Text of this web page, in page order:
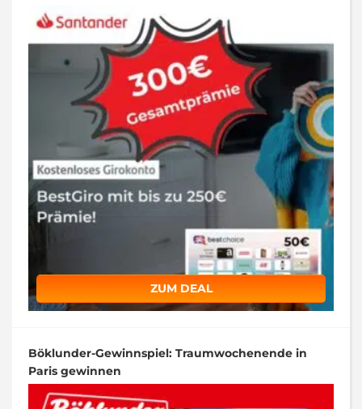
ZUM DEAL
Böklunder-Gewinnspiel: Traumwochenende in
Paris gewinnen